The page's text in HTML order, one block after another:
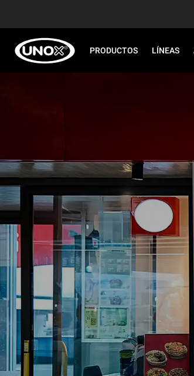
PRODUCTOS LÍNEAS